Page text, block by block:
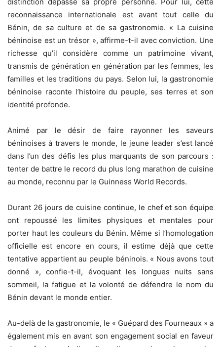
distinction dépasse sa propre personne. Pour lui, cette
reconnaissance internationale est avant tout celle du
Bénin, de sa culture et de sa gastronomie. « La cuisine
béninoise est un trésor », affirme-t-il avec conviction. Une
richesse qu’il considère comme un patrimoine vivant,
transmis de génération en génération par les femmes, les
familles et les traditions du pays. Selon lui, la gastronomie
béninoise raconte l’histoire du peuple, ses terres et son
identité profonde.
Animé par le désir de faire rayonner les saveurs
béninoises à travers le monde, le jeune leader s’est lancé
dans l’un des défis les plus marquants de son parcours :
tenter de battre le record du plus long marathon de cuisine
au monde, reconnu par le Guinness World Records.
Durant 26 jours de cuisine continue, le chef et son équipe
ont repoussé les limites physiques et mentales pour
porter haut les couleurs du Bénin. Même si l’homologation
officielle est encore en cours, il estime déjà que cette
tentative appartient au peuple béninois. « Nous avons tout
donné », confie-t-il, évoquant les longues nuits sans
sommeil, la fatigue et la volonté de défendre le nom du
Bénin devant le monde entier.
Au-delà de la gastronomie, le « Guépard des Fourneaux » a
également mis en avant son engagement social en faveur